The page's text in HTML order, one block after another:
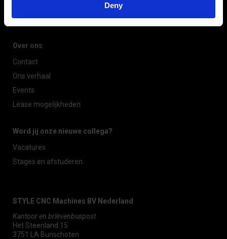
Deny
Automatische spanentransporteurs voor de STYLE 350 en 510
Over ons
Contact
Ons verhaal
Events
Lease mogelijkheden
Word jij onze nieuwe collega?
Vacatures
Stages en afstuderen
STYLE CNC Machines BV Nederland
Kantoor en brievenbuspost
Het Steenland 15
3751 LA Bunschoten